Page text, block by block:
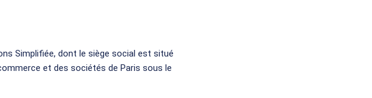
Simplifiée, dont le siège social est situé
et des sociétés de Paris sous le